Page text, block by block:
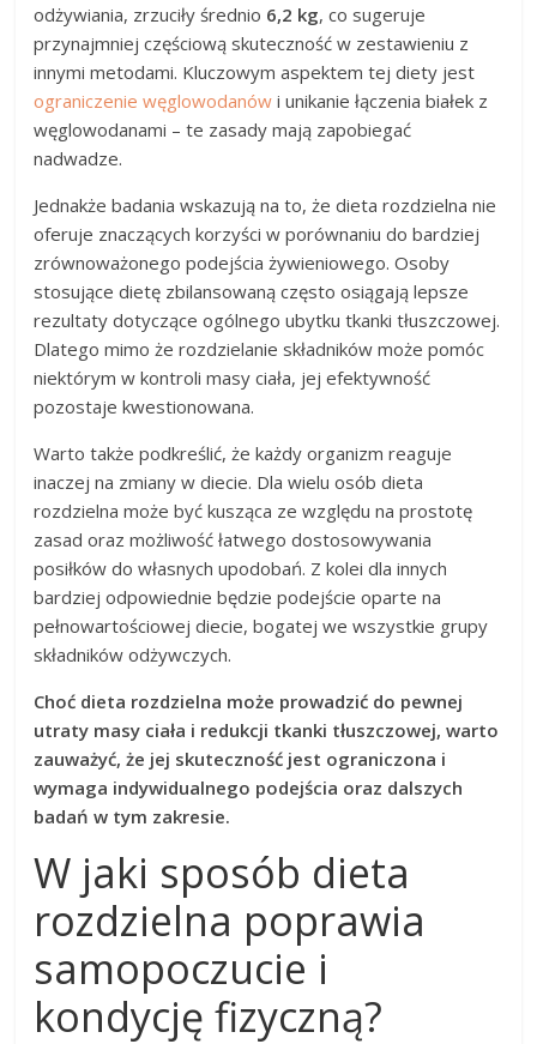
odżywiania, zrzuciły średnio 6,2 kg, co sugeruje
przynajmniej częściową skuteczność w zestawieniu z
innymi metodami. Kluczowym aspektem tej diety jest
ograniczenie węglowodanów i unikanie łączenia białek z
węglowodanami – te zasady mają zapobiegać
nadwadze.
Jednakże badania wskazują na to, że dieta rozdzielna nie
oferuje znaczących korzyści w porównaniu do bardziej
zrównoważonego podejścia żywieniowego. Osoby
stosujące dietę zbilansowaną często osiągają lepsze
rezultaty dotyczące ogólnego ubytku tkanki tłuszczowej.
Dlatego mimo że rozdzielanie składników może pomóc
niektórym w kontroli masy ciała, jej efektywność
pozostaje kwestionowana.
Warto także podkreślić, że każdy organizm reaguje
inaczej na zmiany w diecie. Dla wielu osób dieta
rozdzielna może być kusząca ze względu na prostotę
zasad oraz możliwość łatwego dostosowywania
posiłków do własnych upodobań. Z kolei dla innych
bardziej odpowiednie będzie podejście oparte na
pełnowartościowej diecie, bogatej we wszystkie grupy
składników odżywczych.
Choć dieta rozdzielna może prowadzić do pewnej
utraty masy ciała i redukcji tkanki tłuszczowej, warto
zauważyć, że jej skuteczność jest ograniczona i
wymaga indywidualnego podejścia oraz dalszych
badań w tym zakresie.
W jaki sposób dieta
rozdzielna poprawia
samopoczucie i
kondycję fizyczną?